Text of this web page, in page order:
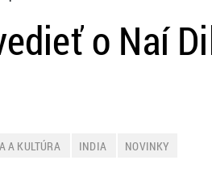
o Naí
A KULTÚRA INDIA NOVINKY